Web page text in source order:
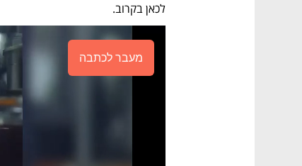
לכאן בקרוב.
מעבר לכתבה